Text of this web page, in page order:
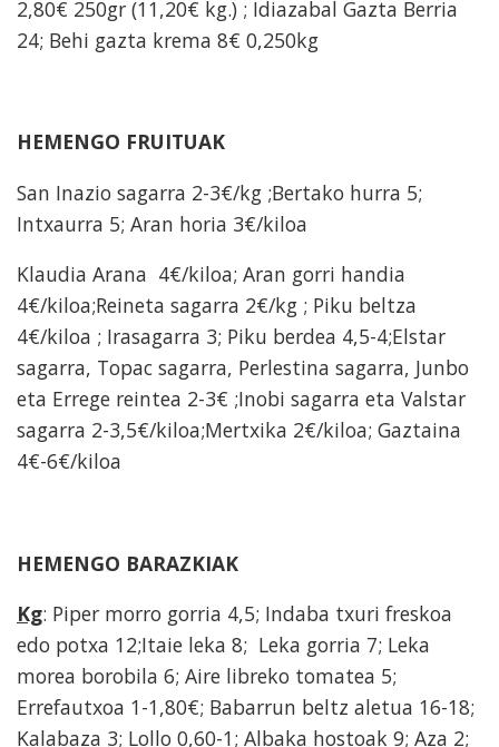
2,80€ 250gr (11,20€ kg.) ; Idiazabal Gazta Berria
24; Behi gazta krema 8€ 0,250kg
HEMENGO FRUITUAK
San Inazio sagarra 2-3€/kg ;Bertako hurra 5;
Intxaurra 5; Aran horia 3€/kiloa
Klaudia Arana 4€/kiloa; Aran gorri handia
4€/kiloa;Reineta sagarra 2€/kg ; Piku beltza
4€/kiloa ; Irasagarra 3; Piku berdea 4,5-4;Elstar
sagarra, Topac sagarra, Perlestina sagarra, Junbo
eta Errege reintea 2-3€ ;Inobi sagarra eta Valstar
sagarra 2-3,5€/kiloa;Mertxika 2€/kiloa; Gaztaina
4€-6€/kiloa
HEMENGO BARAZKIAK
Kg: Piper morro gorria 4,5; Indaba txuri freskoa
edo potxa 12;Itaie leka 8; Leka gorria 7; Leka
morea borobila 6; Aire libreko tomatea 5;
Errefautxoa 1-1,80€; Babarrun beltz aletua 16-18;
Kalabaza 3; Lollo 0,60-1; Albaka hostoak 9; Aza 2;